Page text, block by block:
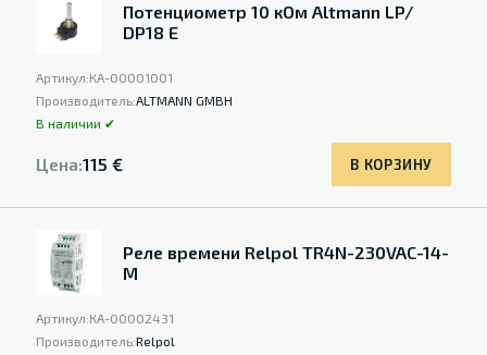
Потенциометр 10 кОм Altmann LP/
DP18 E
Артикул:КА-00001001
Производитель:ALTMANN GMBH
В наличии ✔
Цена:115 € В КОРЗИНУ
Реле времени Relpol TR4N-230VAC-14-
M
Артикул:КА-00002431
Производитель:Relpol